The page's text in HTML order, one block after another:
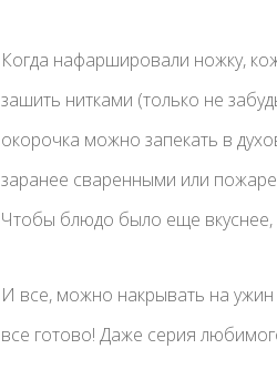
Когда нафаршировали ножку,
зашить нитками (только не
окорочка можно запекать в
заранее сваренными или
Чтобы блюдо было еще
И все, можно накрывать на ужин
все готово! Даже серия